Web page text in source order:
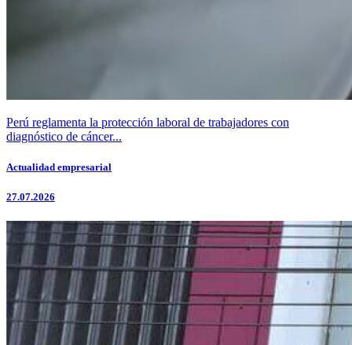
Perú reglamenta la protección laboral de trabajadores con
diagnóstico de cáncer...
Actualidad empresarial
27.07.2026